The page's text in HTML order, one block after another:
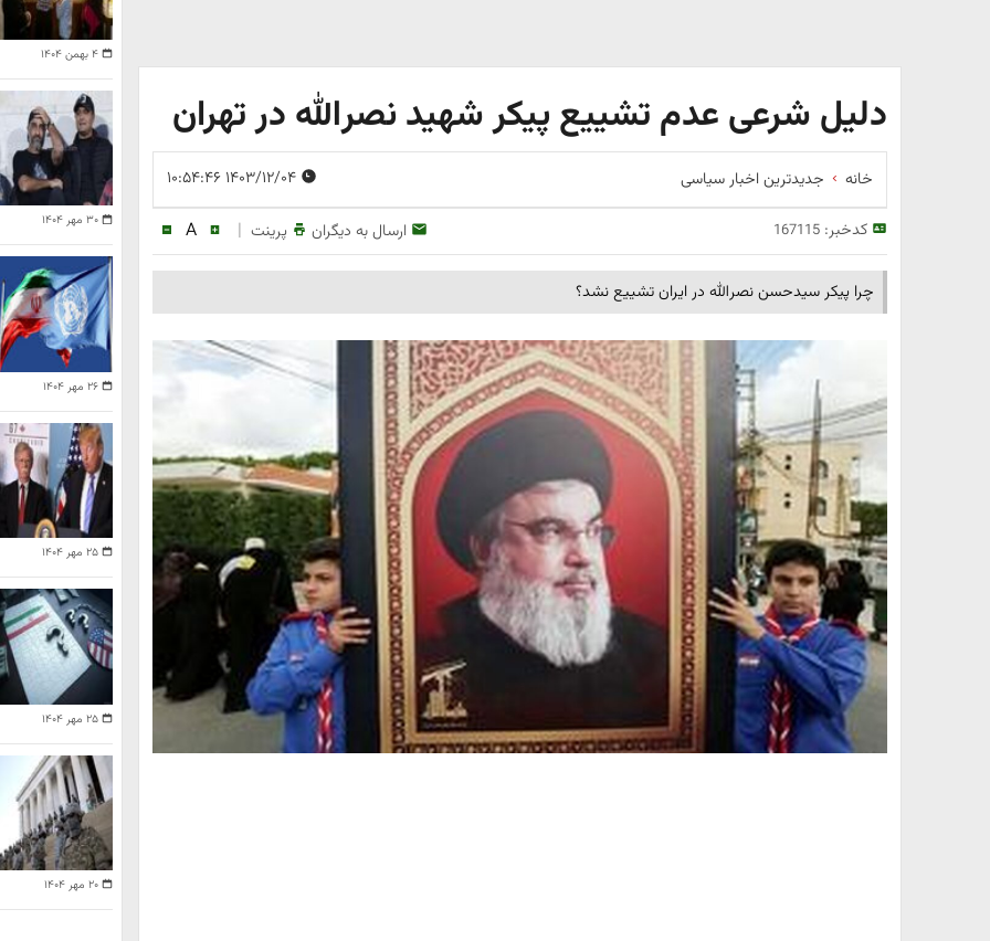
دلیل شرعی عدم تشییع پیکر شهید نصرالله در تهران
خانه جدیدترین اخبار سیاسی
کدخبر:167115 ارسال به دیگران پرینت |
A
چرا پیکر سیدحسن نصرالله در ایران تشییع نشد؟
۴ بهمن ۱۴۰۴
۳۰ مهر ۱۴۰۴
۲۶ مهر ۱۴۰۴
۲۵ مهر ۱۴۰۴
۲۵ مهر ۱۴۰۴
۲۰ مهر ۱۴۰۴